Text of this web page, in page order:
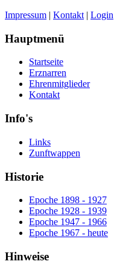
Impressum | Kontakt | Login
Hauptmenü
Startseite
Erznarren
Ehrenmitglieder
Kontakt
Info's
Links
Zunftwappen
Historie
Epoche 1898 - 1927
Epoche 1928 - 1939
Epoche 1947 - 1966
Epoche 1967 - heute
Hinweise